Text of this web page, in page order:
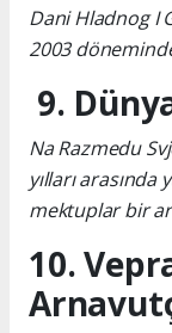
Dani Hladnog I
2003
9.
Na Razmedu
yılları arasında
mektuplar bir
10.